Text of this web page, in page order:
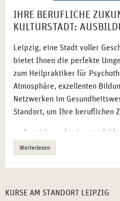
IHRE BERUFLICHE
KULTURSTADT:
Leipzig, eine Stadt voller
bietet Ihnen die perfekte
zum Heilpraktiker für
Atmosphäre, exzellenten
Netzwerken im
Standort, um Ihre beruflichen
Inspirierendes Lernumfeld:
kulturelles Erbe mit
Zugang zu Netzwerken:
Weiterlesen
KURSE AM STANDORT LEIPZIG